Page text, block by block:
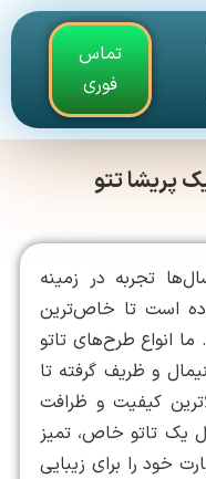
تماس
فوری
پریشا تتو
تجربه در زمینه
است تا خاص‌ترین
انواع طرح‌های تاتو
و ظریف گرفته تا
کیفیت و ظرافت
یک تاتو خاص، تمیز
خود را برای زیبایی